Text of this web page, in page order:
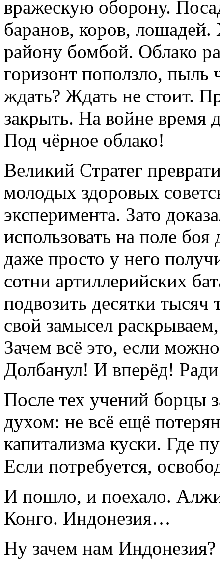
вражескую оборону.
баранов, коров,
району бомбой. Облако
горизонт поползло, пыль
ждать? Ждать не стоит.
закрыть. На войне время
Под чёрное облако!
Великий Стратег
молодых здоровых
эксперимента. Зато
использовать на поле
даже просто у него
сотни артиллерийских
подвозить десятки
свой замысел
Зачем всё это, если
Долбанул! И вперёд! Ради
После тех учений борцы
духом: не всё ещё
капитализма куски. Где
Если потребуется,
И пошло, и поехало.
Конго. Индонезия…
Ну зачем нам Индонезия?